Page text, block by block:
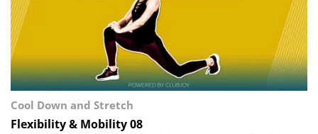
Cool Down and Stretch
Flexibility & Mobility 08